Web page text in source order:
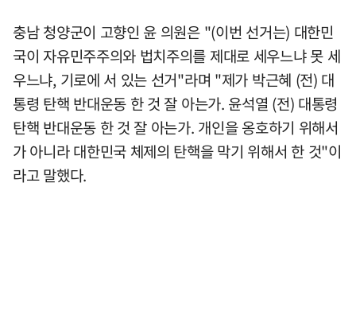
충남 청양군이 고향인 윤 의원은 "(이번 선거는) 대한민
국이 자유민주주의와 법치주의를 제대로 세우느냐 못 세
우느냐, 기로에 서 있는 선거"라며 "제가 박근혜 (전) 대
통령 탄핵 반대운동 한 것 잘 아는가. 윤석열 (전) 대통령
탄핵 반대운동 한 것 잘 아는가. 개인을 옹호하기 위해서
가 아니라 대한민국 체제의 탄핵을 막기 위해서 한 것"이
라고 말했다.